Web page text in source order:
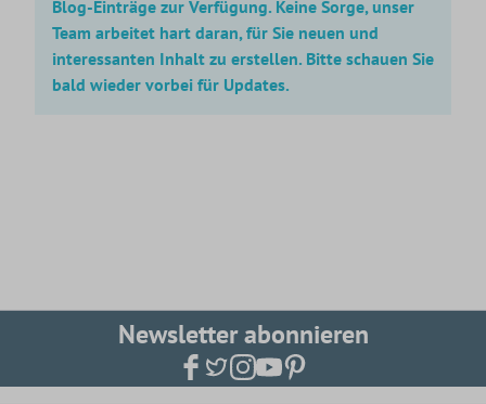
Blog-Einträge zur Verfügung. Keine Sorge, unser
Team arbeitet hart daran, für Sie neuen und
interessanten Inhalt zu erstellen. Bitte schauen Sie
bald wieder vorbei für Updates.
Newsletter abonnieren